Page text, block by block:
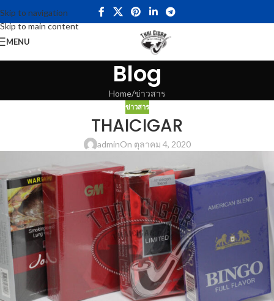
Skip to navigation
Skip to main content
MENU
Blog
Home ข่าวสาร
ข่าวสาร
THAICIGAR
adminOn ตุลาคม 4, 2020